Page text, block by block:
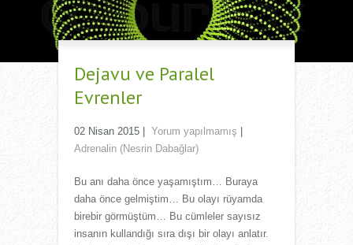
Dejavu ve Paralel
Evrenler
02 Nisan 2015 Yorum yapılmamış
Adrenalin (Nesrin Dabağlar)
Bu anı daha önce yaşamıştım… Buraya
daha önce gelmiştim… Bu olayı rüyamda
birebir görmüştüm… Bu cümleler sayısız
insanın kullandığı sıra dışı bir olayı anlatır.